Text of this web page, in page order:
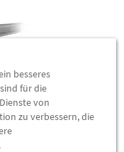
besseres
für die
von
zu verbessern, die